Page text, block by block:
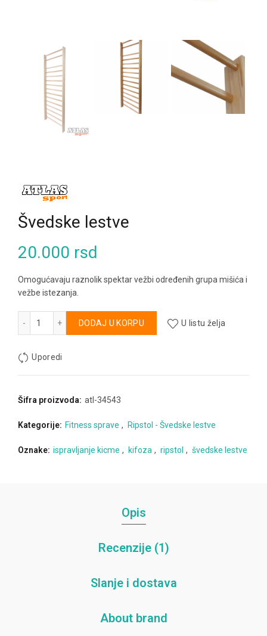
Švedske lestve
20.000 rsd
Omogućavaju raznolik spektar vežbi određenih grupa mišića i
vežbe istezanja.
Švedske lestve količina
DODAJ U KORPU
Alternative:
U listu želja
Uporedi
Šifra proizvoda: atl-34543
Kategorije: Fitness sprave , Ripstol - Švedske lestve
Oznake: ispravljanje kicme , kifoza , ripstol , švedske lestve
Opis
Recenzije (1)
Slanje i dostava
About brand